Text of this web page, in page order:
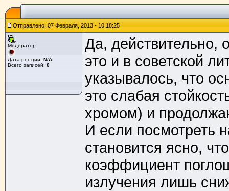
Отправлено: 07 Февраля, 2013 - 10:18:25
Модератор
Дата рег-ции: N/A
Всего записей: 0
Да, действительно,
это и в советской
указывалось, что
это слабая
хромом) и
И если посмотреть
становится ясно,
коэффициент
излучения лишь